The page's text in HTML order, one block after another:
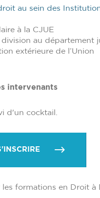
au sein des
à la CJUE
au département
extérieure de l’Union
intervenants
d'un cocktail.
les formations en Droit à